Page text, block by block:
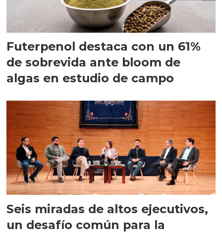
Futerpenol destaca con un 61%
de sobrevida ante bloom de
algas en estudio de campo
Seis miradas de altos ejecutivos,
un desafío común para la